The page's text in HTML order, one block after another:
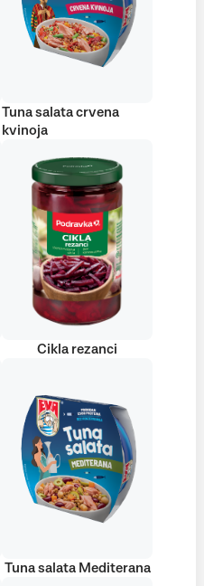
Tuna salata crvena
kvinoja
Cikla rezanci
Tuna salata Mediterana